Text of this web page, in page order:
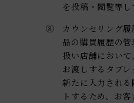
を投稿・閲覧等
⑧
カウンセリング
品の購買履歴の管
扱い店舗におい
お渡しするタブ
新たに入力され
トするため、お